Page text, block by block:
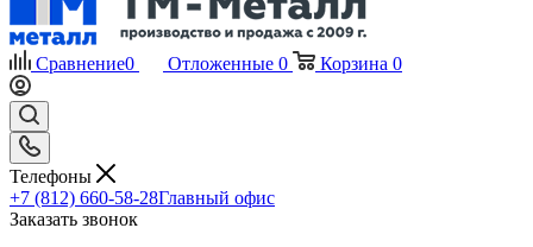
Сравнение0 Отложенные 0 Корзина 0
Телефоны
+7 (812) 660-58-28Главный офис
Заказать звонок